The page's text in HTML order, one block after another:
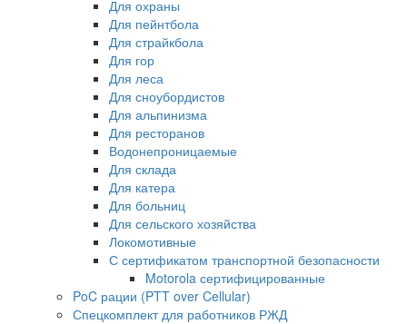
Для охраны
Для пейнтбола
Для страйкбола
Для гор
Для леса
Для сноубордистов
Для альпинизма
Для ресторанов
Водонепроницаемые
Для склада
Для катера
Для больниц
Для сельского хозяйства
Локомотивные
С сертификатом транспортной безопасности
Motorola сертифицированные
PoC рации (PTT over Cellular)
Спецкомплект для работников РЖД